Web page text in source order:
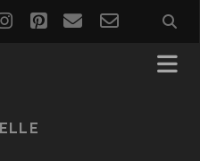
instagram
pinterest
emailemail-
form